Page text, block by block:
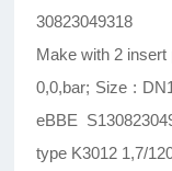
30823049318
Make with 2
0,0,bar; Size :
eBBE
type K3012 1,7/